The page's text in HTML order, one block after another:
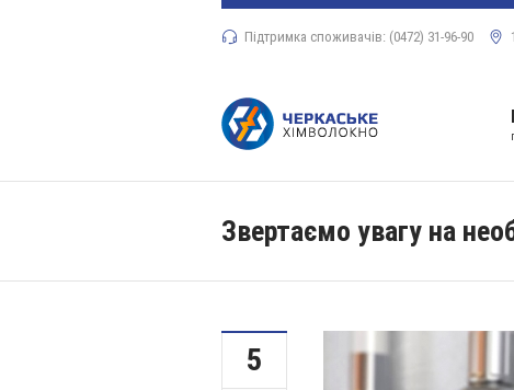
Підтримка споживачів: (0472) 31-96-90
Звертаємо увагу на
5